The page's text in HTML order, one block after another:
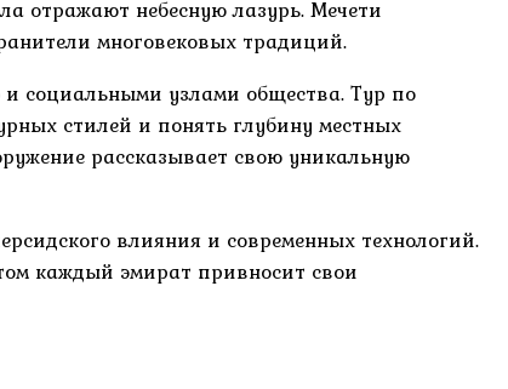
отражают небесную лазурь. Мечети
многовековых традиций.
и социальными узлами общества. Тур по
стилей и понять глубину местных
рассказывает свою уникальную
влияния и современных технологий.
каждый эмират привносит свои